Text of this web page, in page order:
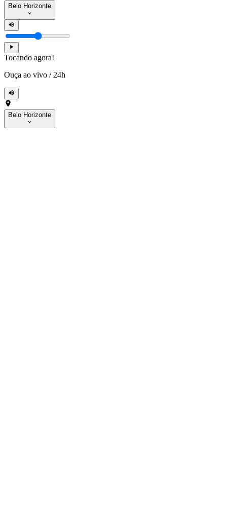
Belo Horizonte
Tocando agora!
Ouça ao vivo / 24h
Belo Horizonte